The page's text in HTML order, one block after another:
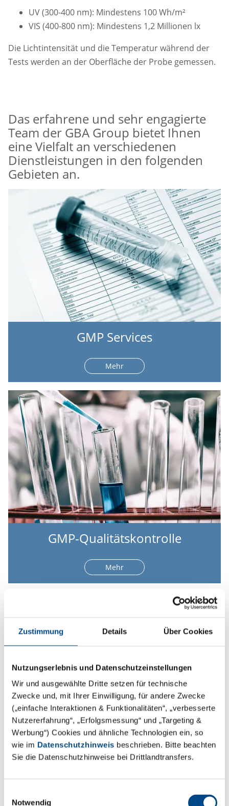
Zustimmung Details Über Cookies
Nutzungserlebnis und Datenschutzeinstellungen
Wir und ausgewählte Dritte setzen für technische
Zwecke und, mit Ihrer Einwilligung, für andere Zwecke
(„einfache Interaktionen & Funktionalitäten“, „verbesserte
Nutzererfahrung“, „Erfolgsmessung“ und „Targeting &
Werbung“) Cookies und ähnliche Technologien ein, so
wie im Datenschutzhinweis beschrieben. Bitte beachten
Sie die Datenschutzhinweise bei Drittlandtransfers.
Notwendig
UV (300-400 nm): Mindestens 100 Wh/m²
VIS (400-800 nm): Mindestens 1,2 Millionen lx
Die Lichtintensität und die Temperatur während der
Tests werden an der Oberfläche der Probe gemessen.
Das erfahrene und sehr engagierte
Team der GBA Group bietet Ihnen
eine Vielfalt an verschiedenen
Dienstleistungen in den folgenden
Gebieten an.
GMP Services
Mehr
GMP-Qualitätskontrolle
Mehr
Pharmakopöen